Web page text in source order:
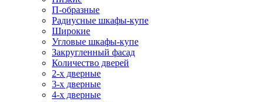
П-образные
Радиусные шкафы-купе
Широкие
Угловые шкафы-купе
Закругленный фасад
Количество дверей
2-х дверные
3-х дверные
4-х дверные